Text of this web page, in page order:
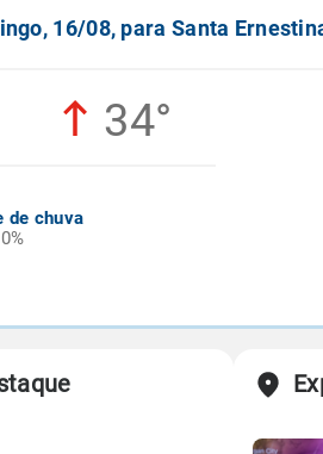
16/08, para Santa
34°
de chuva
0%